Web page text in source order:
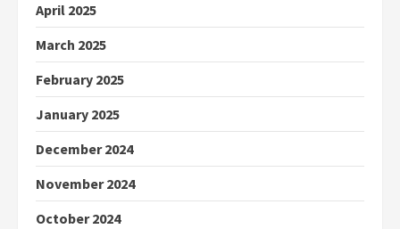
April 2025
March 2025
February 2025
January 2025
December 2024
November 2024
October 2024